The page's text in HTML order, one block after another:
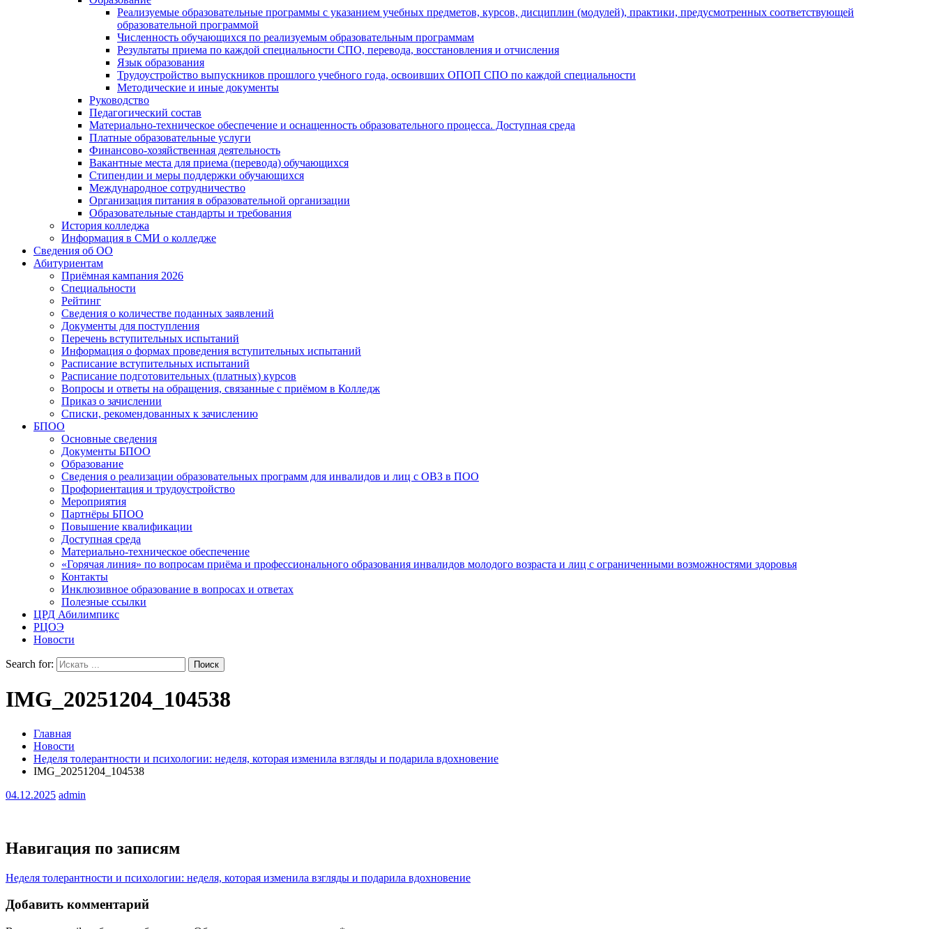
Реализуемые образовательные программы с указанием учебных предметов, курсов, дисциплин (модулей), практики, предусмотренных соответствующей
образовательной программой
Численность обучающихся по реализуемым образовательным программам
Результаты приема по каждой специальности СПО, перевода, восстановления и отчисления
Язык образования
Трудоустройство выпускников прошлого учебного года, освоивших ОПОП СПО по каждой специальности
Методические и иные документы
Руководство
Педагогический состав
Материально-техническое обеспечение и оснащенность образовательного процесса. Доступная среда
Платные образовательные услуги
Финансово-хозяйственная деятельность
Вакантные места для приема (перевода) обучающихся
Стипендии и меры поддержки обучающихся
Международное сотрудничество
Организация питания в образовательной организации
Образовательные стандарты и требования
История колледжа
Информация в СМИ о колледже
Сведения об ОО
Абитуриентам
Приёмная кампания 2026
Специальности
Рейтинг
Сведения о количестве поданных заявлений
Документы для поступления
Перечень вступительных испытаний
Информация о формах проведения вступительных испытаний
Расписание вступительных испытаний
Расписание подготовительных (платных) курсов
Вопросы и ответы на обращения, связанные с приёмом в Колледж
Приказ о зачислении
Списки, рекомендованных к зачислению
БПОО
Основные сведения
Документы БПОО
Образование
Сведения о реализации образовательных программ для инвалидов и лиц с ОВЗ в ПОО
Профориентация и трудоустройство
Мероприятия
Партнёры БПОО
Повышение квалификации
Доступная среда
Материально-техническое обеспечение
«Горячая линия» по вопросам приёма и профессионального образования инвалидов молодого возраста и лиц с ограниченными возможностями здоровья
Контакты
Инклюзивное образование в вопросах и ответах
Полезные ссылки
ЦРД Абилимпикс
РЦОЭ
Новости
Search for:
IMG_20251204_104538
Главная
Новости
Неделя толерантности и психологии: неделя, которая изменила взгляды и подарила вдохновение
IMG_20251204_104538
04.12.2025 admin
Навигация по записям
Неделя толерантности и психологии: неделя, которая изменила взгляды и подарила вдохновение
Добавить комментарий